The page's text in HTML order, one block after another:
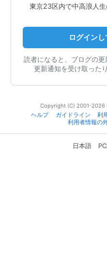
東京23区内で中高浪人生
ログイン
読者になると、ブログの更
更新通知を受け取った
Copyright (C) 2001-2026
ヘルプ
ガイドライン 利
利用者情報の
日本語